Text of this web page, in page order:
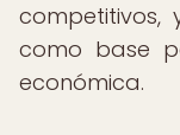
como base
económica.